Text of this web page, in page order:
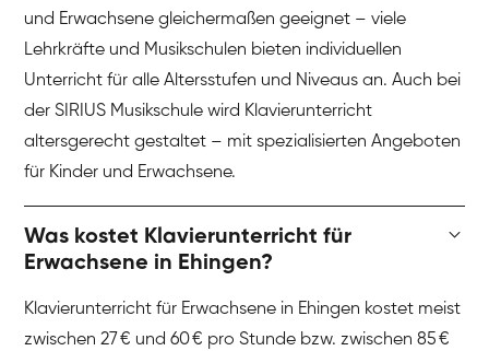
und Erwachsene gleichermaßen geeignet – viele
Lehrkräfte und Musikschulen bieten individuellen
Unterricht für alle Altersstufen und Niveaus an. Auch bei
der SIRIUS Musikschule wird Klavierunterricht
altersgerecht gestaltet – mit spezialisierten Angeboten
für Kinder und Erwachsene.
Was kostet Klavierunterricht für
Erwachsene in Ehingen?
Klavierunterricht für Erwachsene in Ehingen kostet meist
zwischen 27 € und 60 € pro Stunde bzw. zwischen 85 €